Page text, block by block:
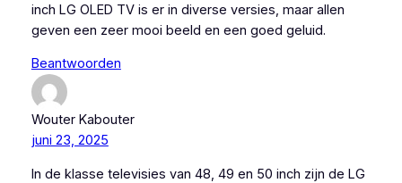
inch LG OLED TV is er in diverse versies, maar allen
geven een zeer mooi beeld en een goed geluid.
Beantwoorden
Wouter Kabouter
juni 23, 2025
In de klasse televisies van 48, 49 en 50 inch zijn de LG